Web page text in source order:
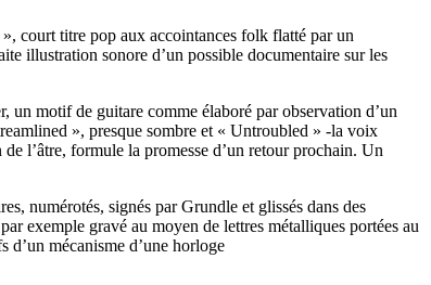
court titre pop aux accointances folk flatté par un
illustration sonore d’un possible documentaire sur les
un motif de guitare comme élaboré par observation d’un
», presque sombre et « Untroubled » -la voix
l’âtre, formule la promesse d’un retour prochain. Un
numérotés, signés par Grundle et glissés dans des
exemple gravé au moyen de lettres métalliques portées au
d’un mécanisme d’une horloge